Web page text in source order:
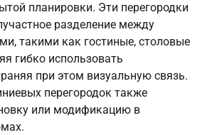
планировки. Эти перегородки
разделение между
такими как гостиные, столовые
гибко использовать
при этом визуальную связь.
перегородок также
или модификацию в